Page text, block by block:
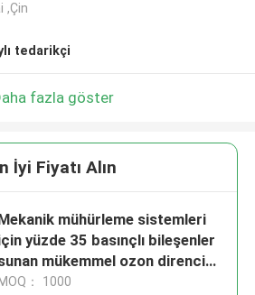
,Çin
tedarikçi
fazla göster
İyi Fiyatı Alın
mühürleme sistemleri
yüzde 35 basınçlı bileşenler
mükemmel ozon direnci
kauçuk O halkaları
MOQ： 1000